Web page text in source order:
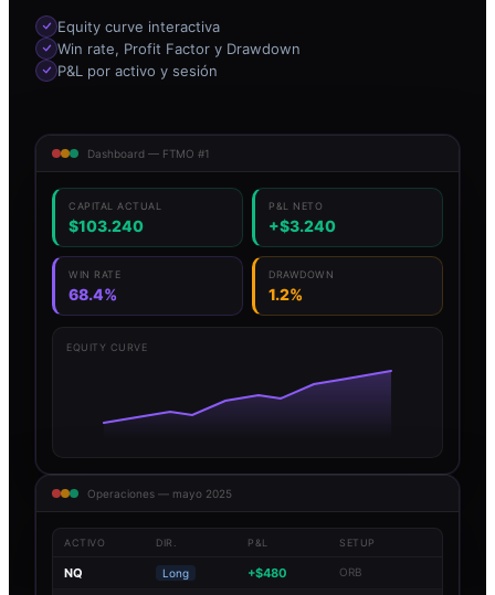
Equity curve interactiva
Win rate, Profit Factor y Drawdown
P&L por activo y sesión
Dashboard — FTMO #1
CAPITAL ACTUAL
$103.240
P&L NETO
+$3.240
WIN RATE
68.4%
DRAWDOWN
1.2%
EQUITY CURVE
Operaciones — mayo 2025
ACTIVO DIR. P&L SETUP
NQ Long +$480 ORB